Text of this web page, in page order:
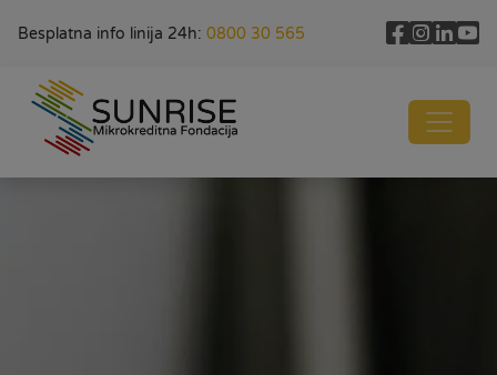
Besplatna info linija 24h: 0800 30 565